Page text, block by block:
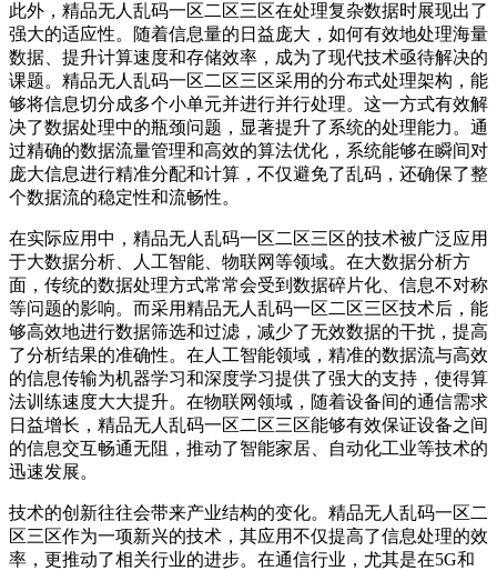
此外，精品无人乱码一区二区三区在处理复杂数据时展现出了
强大的适应性。随着信息量的日益庞大，如何有效地处理海量
数据、提升计算速度和存储效率，成为了现代技术亟待解决的
课题。精品无人乱码一区二区三区采用的分布式处理架构，能
够将信息切分成多个小单元并进行并行处理。这一方式有效解
决了数据处理中的瓶颈问题，显著提升了系统的处理能力。通
过精确的数据流量管理和高效的算法优化，系统能够在瞬间对
庞大信息进行精准分配和计算，不仅避免了乱码，还确保了整
个数据流的稳定性和流畅性。
在实际应用中，精品无人乱码一区二区三区的技术被广泛应用
于大数据分析、人工智能、物联网等领域。在大数据分析方
面，传统的数据处理方式常常会受到数据碎片化、信息不对称
等问题的影响。而采用精品无人乱码一区二区三区技术后，能
够高效地进行数据筛选和过滤，减少了无效数据的干扰，提高
了分析结果的准确性。在人工智能领域，精准的数据流与高效
的信息传输为机器学习和深度学习提供了强大的支持，使得算
法训练速度大大提升。在物联网领域，随着设备间的通信需求
日益增长，精品无人乱码一区二区三区能够有效保证设备之间
的信息交互畅通无阻，推动了智能家居、自动化工业等技术的
迅速发展。
技术的创新往往会带来产业结构的变化。精品无人乱码一区二
区三区作为一项新兴的技术，其应用不仅提高了信息处理的效
率，更推动了相关行业的进步。在通信行业，尤其是在5G和